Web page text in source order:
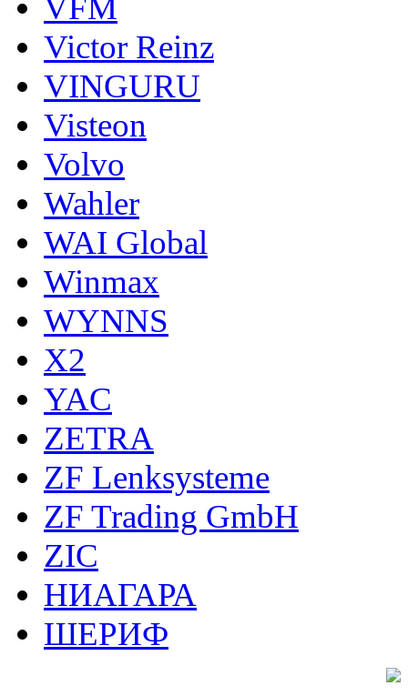
VFM
Victor Reinz
VINGURU
Visteon
Volvo
Wahler
WAI Global
Winmax
WYNNS
X2
YAC
ZETRA
ZF Lenksysteme
ZF Trading GmbH
ZIC
НИАГАРА
ШЕРИФ